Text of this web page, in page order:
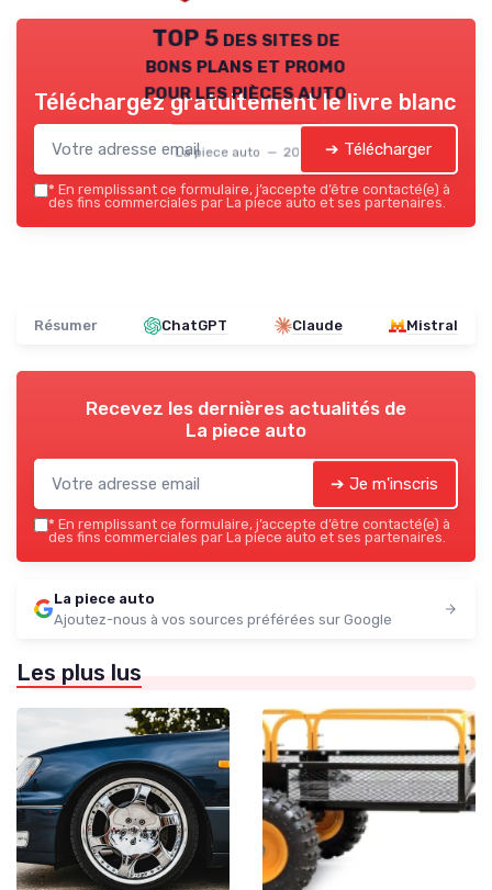
TOP 5 des sites de
bons plans et promo
pour les pièces auto
La piece auto — 2026
Téléchargez gratuitement le livre blanc
➔ Télécharger
* En remplissant ce formulaire, j’accepte d’être contacté(e) à
des fins commerciales par La piece auto et ses partenaires.
Résumer ChatGPT Claude Mistral
Recevez les dernières actualités de
La piece auto
➔ Je m'inscris
* En remplissant ce formulaire, j’accepte d’être contacté(e) à
des fins commerciales par La piece auto et ses partenaires.
La piece auto
Ajoutez-nous à vos sources préférées sur Google
Les plus lus